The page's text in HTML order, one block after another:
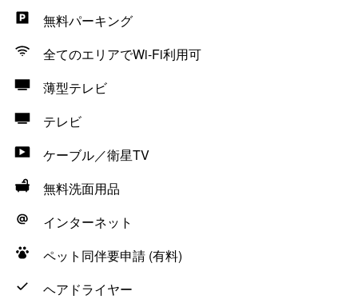
無料パーキング
全てのエリアでWi-Fi利用可
薄型テレビ
テレビ
ケーブル／衛星TV
無料洗面用品
インターネット
ペット同伴要申請 (有料)
ヘアドライヤー